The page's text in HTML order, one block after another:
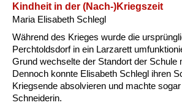
Kindheit in der (Nach-)Kriegszeit
Maria Elisabeth Schlegl
Während des Krieges wurde die
Perchtoldsdorf in ein Larzarett
Grund wechselte der Standort der Schule
Dennoch konnte Elisabeth Schlegl ihren
Kriegsende absolvieren und machte
Schneiderin.